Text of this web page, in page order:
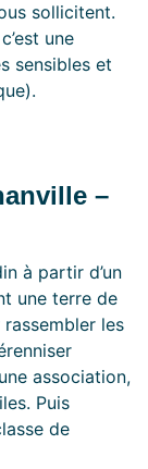
sollicitent.
une
sensibles et
–
à partir d’un
une terre de
les
association,
Puis
de